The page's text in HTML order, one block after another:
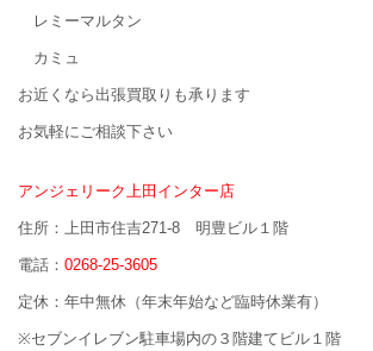
レミーマルタン
カミュ
お近くなら出張買取りも承ります
お気軽にご相談下さい
アンジェリーク上田インター店
住所：上田市住吉271-8 明豊ビル１階
電話： 0268-25-3605
定休：年中無休（年末年始など臨時休業有）
※セブンイレブン駐車場内の３階建てビル１階